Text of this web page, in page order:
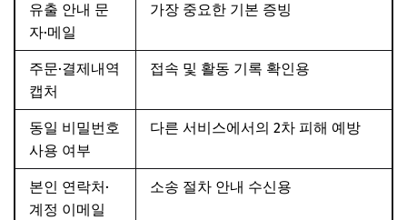
유출 안내 문
자·메일
가장 중요한 기본 증빙
주문·결제내역
캡처
접속 및 활동 기록 확인용
동일 비밀번호
사용 여부
다른 서비스에서의 2차 피해 예방
본인 연락처·
계정 이메일
소송 절차 안내 수신용